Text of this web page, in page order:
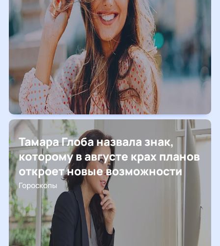
Тамара Глоба назвала знак,
которому в августе крах планов
откроет новые возможности
Гороскопы